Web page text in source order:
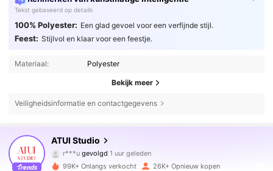
Tekst gebaseerd op details
100% Polyester: Een glad gevoel voor een verfijnde stijl.
Feest: Stijlvol en klaar voor een feestje.
Materiaal: Polyester
Bekijk meer
Veiligheidsinformatie en contactgegevens
ATUI Studio
4.73 100K Volgers
r***ugevolgd
b***6is aan het browsen
4.73
100K Volgers
99K+ Onlangs verkocht 26K+ Opnieuw kopen